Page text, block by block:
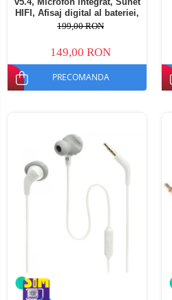
HIFI, Afisaj digital al bateriei,
Incarcare rapida Type-C,
Transcriere
199,00 RON
149,00 RON
PRECOMANDA